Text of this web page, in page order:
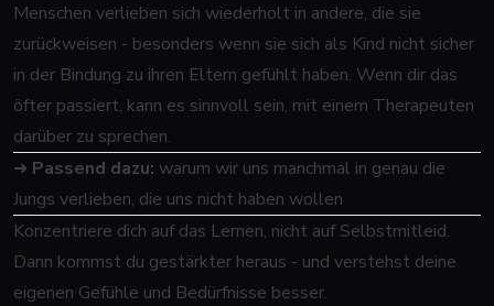
Menschen verlieben sich wiederholt in andere, die sie
zurückweisen - besonders wenn sie sich als Kind nicht sicher
in der Bindung zu ihren Eltern gefühlt haben. Wenn dir das
öfter passiert, kann es sinnvoll sein, mit einem Therapeuten
darüber zu sprechen.
➜ Passend dazu: warum wir uns manchmal in genau die
Jungs verlieben, die uns nicht haben wollen
Konzentriere dich auf das Lernen, nicht auf Selbstmitleid.
Dann kommst du gestärkter heraus - und verstehst deine
eigenen Gefühle und Bedürfnisse besser.